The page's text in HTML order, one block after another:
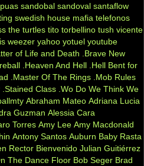
puas sandobal sandoval santaflow
swedish house mafia telefonos
the turtles tito torbellino tush vicente
weezer yahoo yotuel youtube
of Life and Death
.Brave New
.Heaven And Hell .Hell Bent for
.Master Of The Rings .Mob Rules
.Stained Class .Wo Do We Think We
Abraham Mateo Adriana Lucia
Guzman Alessia Cara
Torres Amy Lee Amy Macdonald
Antony Santos Auburn Baby Rasta
Rector Bienvenido Julian Guitiérrez
The Dance Floor Bob Seger Brad